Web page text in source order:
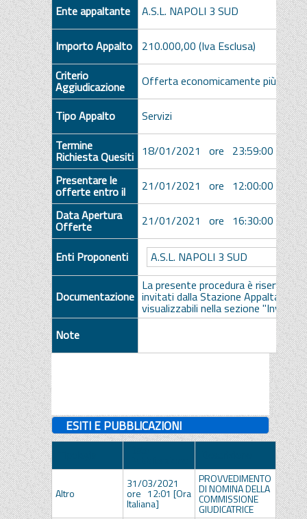
Ente appaltante A.S.L. NAPOLI 3 SUD
Importo Appalto
210.000,00 (Iva Esclusa)
Criterio
Aggiudicazione Offerta economicamente più
Tipo Appalto
Servizi
Termine
Richiesta Quesiti 18/01/2021 ore 23:59:00 [Ora
Presentare le
offerte entro il
21/01/2021 ore 12:00:00 [Ora
Data Apertura
Offerte 21/01/2021 ore 16:30:00 [Ora
Enti Proponenti A.S.L. NAPOLI 3 SUD
Documentazione
La presente procedura è riservata
invitati dalla Stazione Appaltante.
visualizzabili nella sezione "Inviti",
Note
ESITI E PUBBLICAZIONI
Altro
31/03/2021
ore 12:01 [Ora
Italiana]
PROVVEDIMENTO
DI NOMINA DELLA
COMMISSIONE
GIUDICATRICE